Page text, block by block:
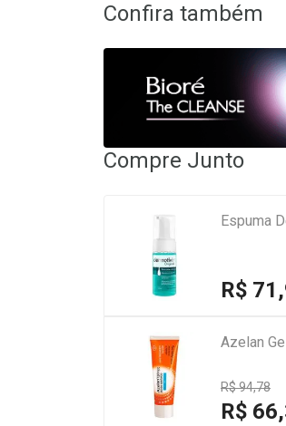
Confira também
Compre Junto
Espuma
R$
Azelan
R$ 94,78
R$